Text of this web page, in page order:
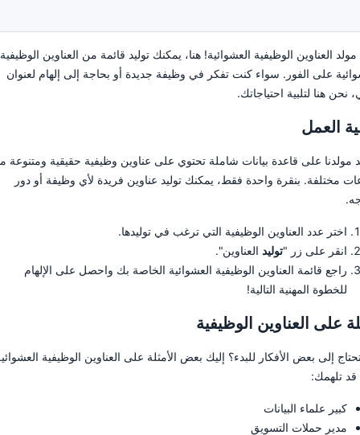
مولد العناوين الوظيفية العشوائية! هنا، يمكنك توليد قائمة من العناوين الوظيفية
على الفور. سواء كنت تفكر في وظيفة جديدة أو بحاجة إلى إلهام لعنوان
نحن هنا لتلبية احتياجاتك.
العمل
مولدنا على قاعدة بيانات شاملة تحتوي على عناوين وظيفية حقيقية ومتنوعة
مختلفة. بنقرة واحدة فقط، يمكنك توليد عناوين فريدة لأي وظيفة أو دور
اختر عدد العناوين الوظيفية التي ترغب في توليدها.
انقر على زر "توليد العناوين".
راجع قائمة العناوين الوظيفية العشوائية الخاصة بك واحصل على الإلهام
للخطوة المهنية التالية!
على العناوين الوظيفية
إلى بعض الأفكار للبدء؟ إليك بعض الأمثلة على العناوين الوظيفية
قد تلهمك:
كبير علماء البيانات
مدير حملات التسويق